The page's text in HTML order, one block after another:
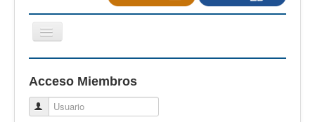
Cambiar
navegación
CertAcleB
Profesores Visitantes
Acceso Miembros
Usuario